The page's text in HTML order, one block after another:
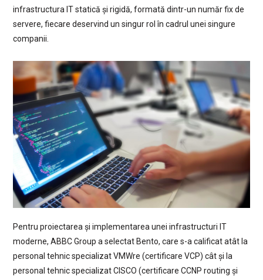
infrastructura IT statică și rigidă, formată dintr-un număr fix de
servere, fiecare deservind un singur rol în cadrul unei singure
companii.
Pentru proiectarea și implementarea unei infrastructuri IT
moderne, ABBC Group a selectat Bento, care s-a calificat atât la
personal tehnic specializat VMWre (certificare VCP) cât și la
personal tehnic specializat CISCO (certificare CCNP routing și